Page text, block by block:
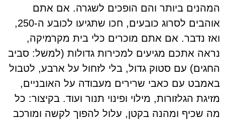
המהנים ביותר והם הופכים לשגרה. אם אתם
אוהבים לסרוג כובעים, חכו שתגיעו לכובע ה-250,
ואז נדבר. אם אתם מוכרים כלי בית מקרמיקה,
נראה אתכם מגיעים למכירות גדולות (למשל: סביב
החגים) עם סטוק גדול, בלי לזחול על ארבע, לטבול
באמבט עם כאבי שרירים מעבודה על האובניים,
מזיגת הגלזורות, מילוי ופינוי תנור ועוד. בקיצור: כל
מה שכיף ומהנה בקטן, עלול להפוך לקשה ומורכב